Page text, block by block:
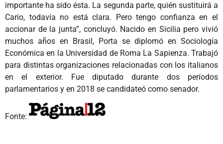
importante ha sido ésta. La segunda parte, quién sustituirá a
Cario, todavía no está clara. Pero tengo confianza en el
accionar de la junta”, concluyó. Nacido en Sicilia pero vivió
muchos años en Brasil, Porta se diplomó en Sociología
Económica en la Universidad de Roma La Sapienza. Trabajó
para distintas organizaciones relacionadas con los italianos
en el exterior. Fue diputado durante dos períodos
parlamentarios y en 2018 se candidateó como senador.
Fonte: